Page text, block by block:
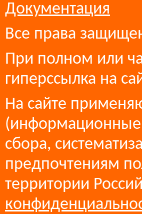
Документация
Все права
При полном или
гиперссылка на
На сайте
(информационные
сбора,
предпочтениям
территории